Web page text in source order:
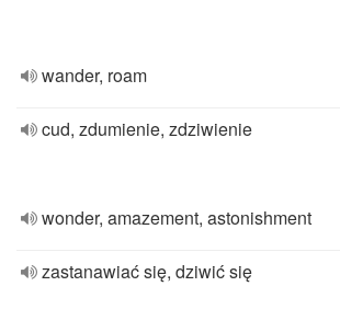
wander, roam
cud, zdumienie, zdziwienie
wonder, amazement, astonishment
zastanawiać się, dziwić się